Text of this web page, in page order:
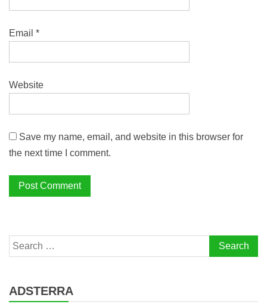
Email *
Website
Save my name, email, and website in this browser for
the next time I comment.
Search
for:
ADSTERRA